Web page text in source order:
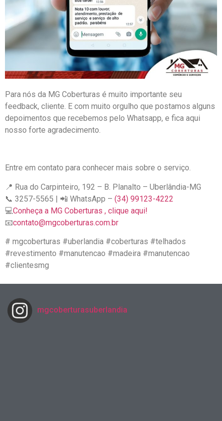
Para nós da MG Coberturas é muito importante seu
feedback, cliente. E com muito orgulho que postamos alguns
depoimentos que recebemos pelo Whatsapp, e fica aqui
nosso forte agradecimento.
Entre em contato para conhecer mais sobre o serviço.
📍 Rua do Carpinteiro, 192 – B. Planalto – Uberlândia-MG
📞 3257-5565 | 📲 WhatsApp – (34) 99123-4222
💻Conheça a MG Coberturas , clique aqui!
📧contato@mgcoberturas.com.br
# mgcoberturas #uberlandia #coberturas #telhados
#revestimento #manutencao #madeira #manutencao
#clientesmg
mgcoberturasuberlandia